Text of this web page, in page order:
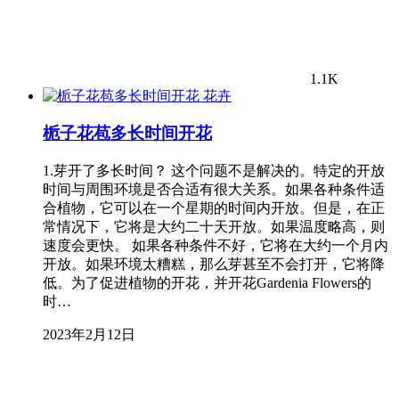
1.1K
花卉
栀子花苞多长时间开花
1.芽开了多长时间？ 这个问题不是解决的。特定的开放
时间与周围环境是否合适有很大关系。如果各种条件适
合植物，它可以在一个星期的时间内开放。但是，在正
常情况下，它将是大约二十天开放。如果温度略高，则
速度会更快。 如果各种条件不好，它将在大约一个月内
开放。如果环境太糟糕，那么芽甚至不会打开，它将降
低。为了促进植物的开花，并开花Gardenia Flowers的
时…
2023年2月12日